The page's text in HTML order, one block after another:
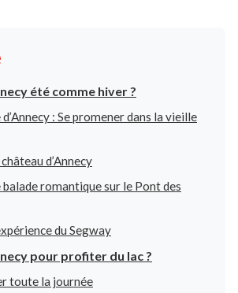
été comme hiver ?
: Se promener dans la vieille
d’Annecy
balade romantique sur le Pont des
du Segway
pour profiter du lac ?
toute la journée